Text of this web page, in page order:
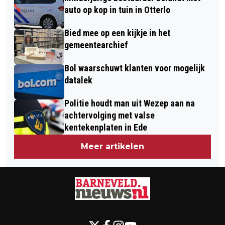
auto op kop in tuin in Otterlo
Bied mee op een kijkje in het
gemeentearchief
Bol waarschuwt klanten voor mogelijk
datalek
Politie houdt man uit Wezep aan na
achtervolging met valse
kentekenplaten in Ede
Meer artikelen